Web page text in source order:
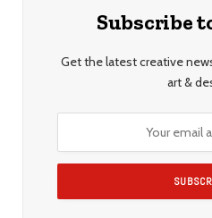
Subscribe
Get the latest creative
art &